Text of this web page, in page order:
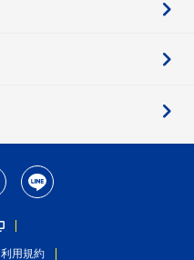
利用規約